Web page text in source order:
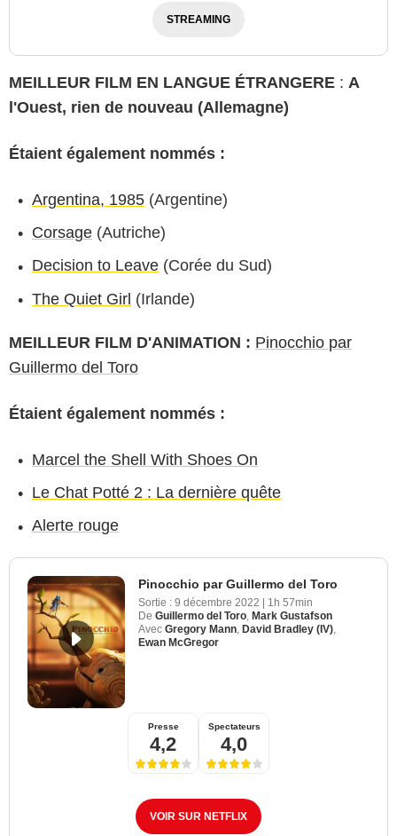
STREAMING
MEILLEUR FILM EN LANGUE ÉTRANGERE : A
l'Ouest, rien de nouveau (Allemagne)
Étaient également nommés :
Argentina, 1985 (Argentine)
Corsage (Autriche)
Decision to Leave (Corée du Sud)
The Quiet Girl (Irlande)
MEILLEUR FILM D'ANIMATION : Pinocchio par
Guillermo del Toro
Étaient également nommés :
Marcel the Shell With Shoes On
Le Chat Potté 2 : La dernière quête
Alerte rouge
Pinocchio par Guillermo del Toro
Sortie : 9 décembre 2022 | 1h 57min
De Guillermo del Toro Mark Gustafson
Avec Gregory Mann David Bradley (IV)
Ewan McGregor
Presse
4,2
Spectateurs
4,0
VOIR SUR NETFLIX